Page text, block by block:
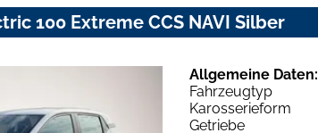
100 Extreme CCS NAVI Silber
Allgemeine Daten:
Fahrzeugtyp
Karosserieform
Getriebe